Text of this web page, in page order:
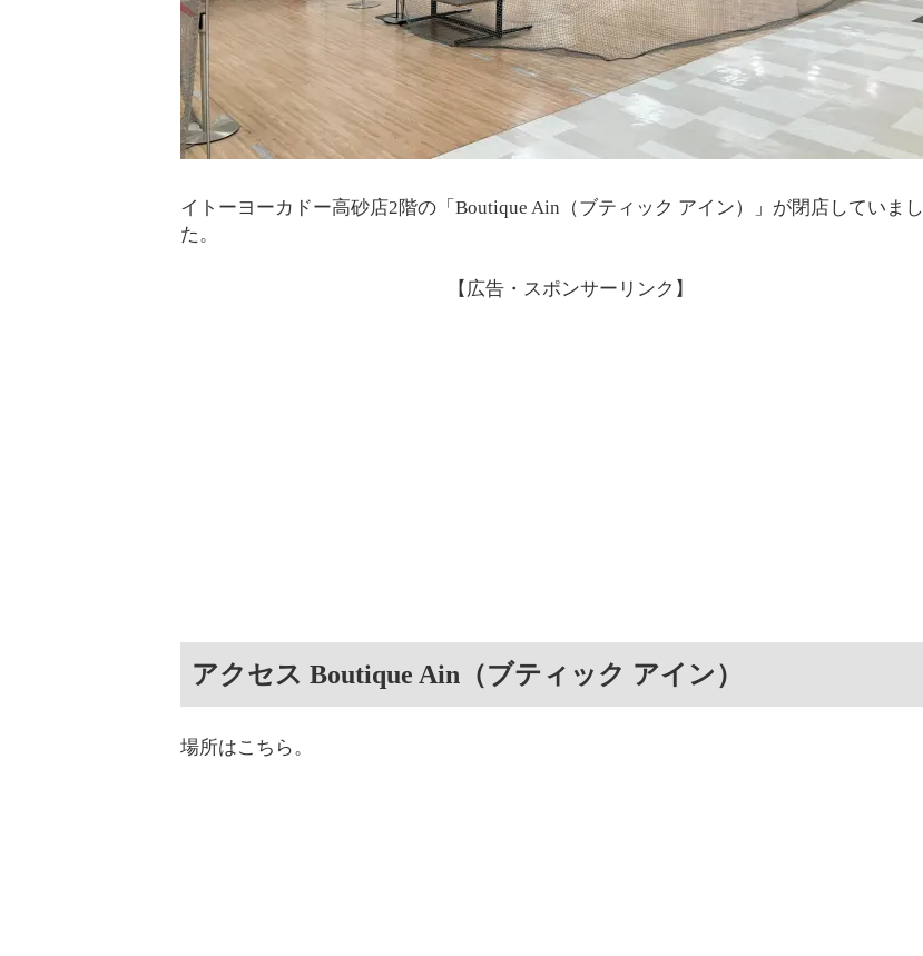
イトーヨーカドー高砂店2階の「Boutique Ain（ブティック アイン）」が閉店していまし
た。
【広告・スポンサーリンク】
アクセス Boutique Ain（ブティック アイン）
場所はこちら。